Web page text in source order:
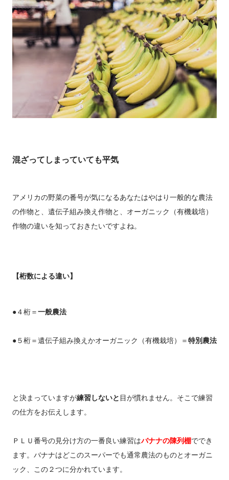
混ざってしまっていても平気
アメリカの野菜の番号が気になるあなたはやはり一般的な農法
の作物と、遺伝子組み換え作物と、オーガニック（有機栽培）
作物の違いを知っておきたいですよね。
【桁数による違い】
●４桁＝一般農法
●５桁＝遺伝子組み換えかオーガニック（有機栽培）＝特別農法
と決まっていますが練習しないと 目が慣れません。そこで練習
の仕方をお伝えします。
ＰＬＵ番号の見分け方の一番良い練習はバナナの陳列棚ででき
ます。バナナはどこのスーパーでも通常農法のものとオーガニ
ック、この２つに分かれています。